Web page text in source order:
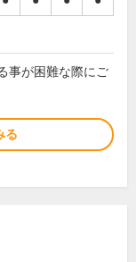
事が困難な際にご
る